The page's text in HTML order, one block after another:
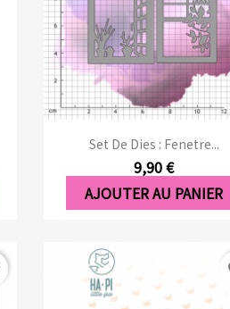
Set De Dies : Fenetre...
9,90 €
AJOUTER AU PANIER
Aperçu rapide